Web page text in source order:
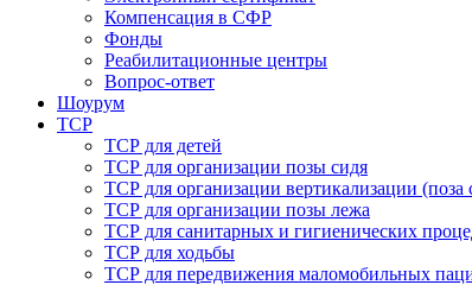
Компенсация в СФР
Фонды
Реабилитационные центры
Вопрос-ответ
Шоурум
ТСР
ТСР для детей
ТСР для организации позы сидя
ТСР для организации вертикализации (поза
ТСР для организации позы лежа
ТСР для санитарных и гигиенических
ТСР для ходьбы
ТСР для передвижения маломобильных